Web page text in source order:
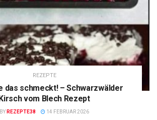
REZEPTE
das schmeckt! – Schwarzwälder
vom Blech Rezept
BY REZEPTE38 14 FEBRUAR 2026